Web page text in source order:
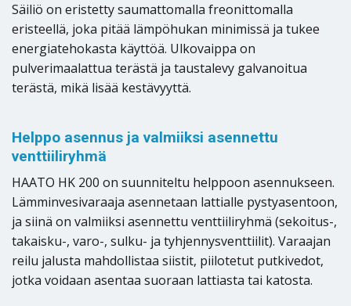
Säiliö on eristetty saumattomalla freonittomalla
eristeellä, joka pitää lämpöhukan minimissä ja tukee
energiatehokasta käyttöä. Ulkovaippa on
pulverimaalattua terästä ja taustalevy galvanoitua
terästä, mikä lisää kestävyyttä.
Helppo asennus ja valmiiksi asennettu
venttiiliryhmä
HAATO HK 200 on suunniteltu helppoon asennukseen.
Lämminvesivaraaja asennetaan lattialle pystyasentoon,
ja siinä on valmiiksi asennettu venttiiliryhmä (sekoitus-,
takaisku-, varo-, sulku- ja tyhjennysventtiilit). Varaajan
reilu jalusta mahdollistaa siistit, piilotetut putkivedot,
jotka voidaan asentaa suoraan lattiasta tai katosta.